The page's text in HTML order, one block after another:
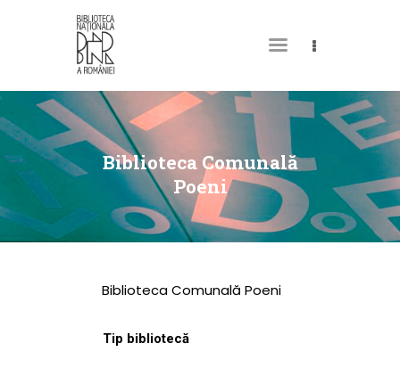
Biblioteca Comunală
Poeni
DESPRE NOI
PERMISUL MEU DE
BIBLIOTECĂ
CATALOAGE ȘI
COLECȚII
CULTURALE
Biblioteca Comunală Poeni
Tip bibliotecă